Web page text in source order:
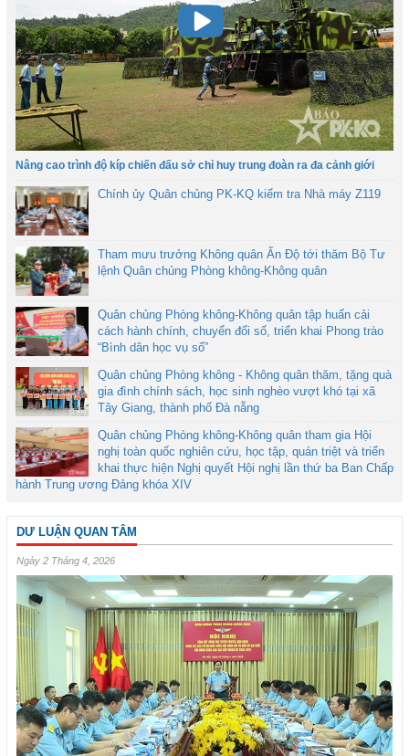
Nâng cao trình độ kíp chiến đấu sở chỉ huy trung đoàn ra đa cảnh giới
Chính ủy Quân chủng PK-KQ kiểm tra Nhà máy Z119
Tham mưu trưởng Không quân Ấn Độ tới thăm Bộ Tư
lệnh Quân chủng Phòng không-Không quân
Quân chủng Phòng không-Không quân tập huấn cải
cách hành chính, chuyển đổi số, triển khai Phong trào
“Bình dân học vụ số”
Quân chủng Phòng không - Không quân thăm, tặng quà
gia đình chính sách, học sinh nghèo vượt khó tại xã
Tây Giang, thành phố Đà nẵng
Quân chủng Phòng không-Không quân tham gia Hội
nghị toàn quốc nghiên cứu, học tập, quán triệt và triển
khai thực hiện Nghị quyết Hội nghị lần thứ ba Ban Chấp
hành Trung ương Đảng khóa XIV
DƯ LUẬN QUAN TÂM
Ngày 2 Tháng 4, 2026